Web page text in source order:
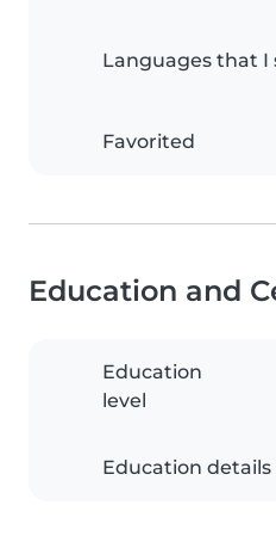
Languages that I
Favorited
Education and
Education
level
Education details